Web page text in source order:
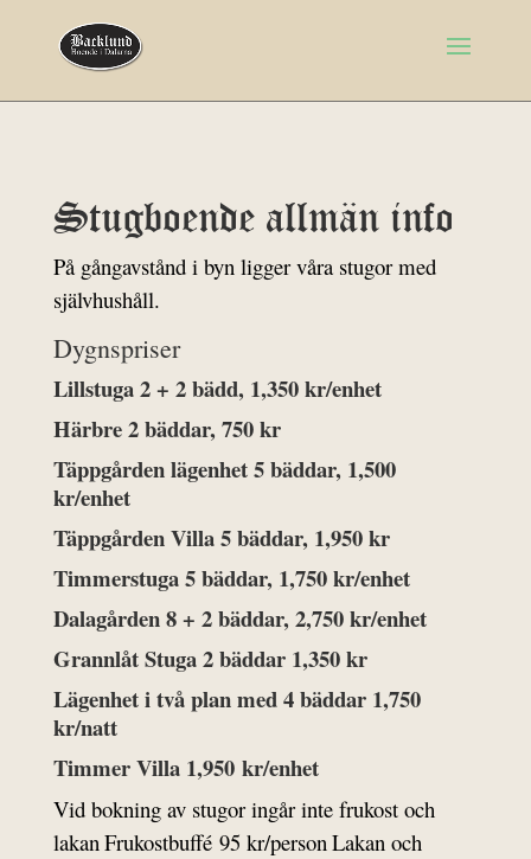
Stugboende allmän info
På gångavstånd i byn ligger våra stugor med
självhushåll.
Dygnspriser
Lillstuga 2 + 2 bädd, 1,350 kr/enhet
Härbre 2 bäddar, 750 kr
Täppgården lägenhet 5 bäddar, 1,500
kr/enhet
Täppgården Villa 5 bäddar, 1,950 kr
Timmerstuga 5 bäddar, 1,750 kr/enhet
Dalagården 8 + 2 bäddar, 2,750 kr/enhet
Grannlåt Stuga 2 bäddar 1,350 kr
Lägenhet i två plan med 4 bäddar 1,750
kr/natt
Timmer Villa 1,950kr/enhet
Vid bokning av stugor ingår inte frukost och
lakanFrukostbuffé 95 kr/personLakan och